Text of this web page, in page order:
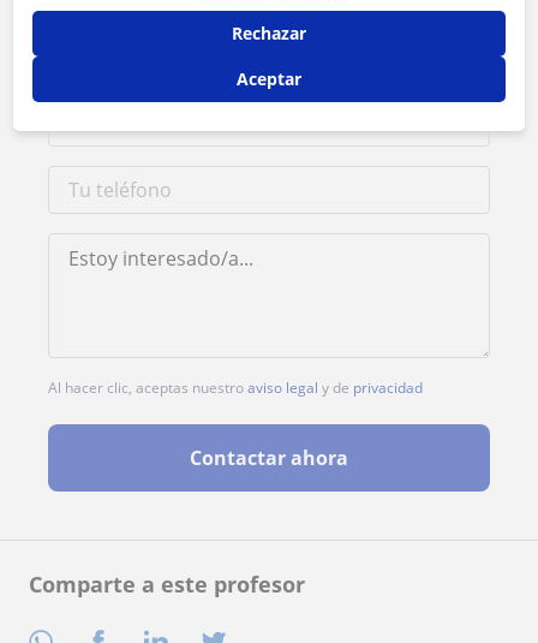
Comparte a este profesor
Al hacer clic, aceptas nuestroaviso legal y de privacidad
Contactar ahora
Rechazar
Aceptar